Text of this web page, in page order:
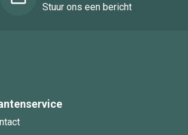
Stuur ons een bericht